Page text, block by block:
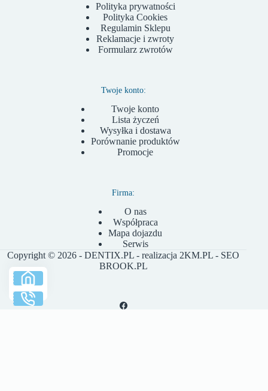
Polityka prywatności
Polityka Cookies
Regulamin Sklepu
Reklamacje i zwroty
Formularz zwrotów
Twoje konto:
Twoje konto
Lista życzeń
Wysyłka i dostawa
Porównanie produktów
Promocje
Firma:
O nas
Współpraca
Mapa dojazdu
Serwis
Copyright © 2026 - DENTIX.PL - realizacja 2KM.PL - SEO
BROOK.PL